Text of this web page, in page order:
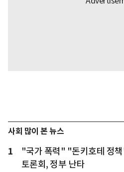
사회 많이 본 뉴스
1
"국가 폭력" "돈키호테 정
토론회, 정부 난타